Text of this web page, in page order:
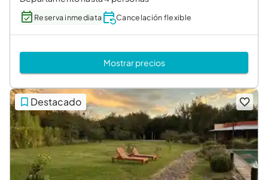
Reserva inmediata Cancelación flexible
Mostrar precios
Destacado